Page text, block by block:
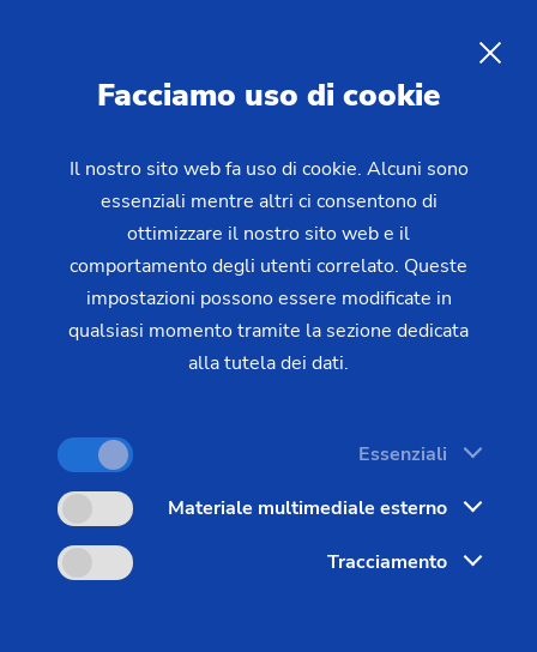
Prodotti e servizi
Macchine
Macchine per il taglio degli ingranaggi
Rasatrici
Facciamo uso di cookie
Il nostro sito web fa uso di cookie. Alcuni sono
essenziali mentre altri ci consentono di
ottimizzare il nostro sito web e il
comportamento degli utenti correlato. Queste
impostazioni possono essere modificate in
qualsiasi momento tramite la sezione dedicata
alla tutela dei dati.
Essenziali
Materiale multimediale esterno
Tracciamento